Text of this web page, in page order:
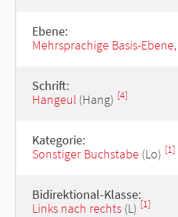
Ebene:
Mehrsprachige Basis-
Schrift:
Hangeul(Hang) [4]
Kategorie:
Sonstiger Buchstabe (Lo) [1]
Bidirektional-Klasse:
Links nach rechts(L) [1]